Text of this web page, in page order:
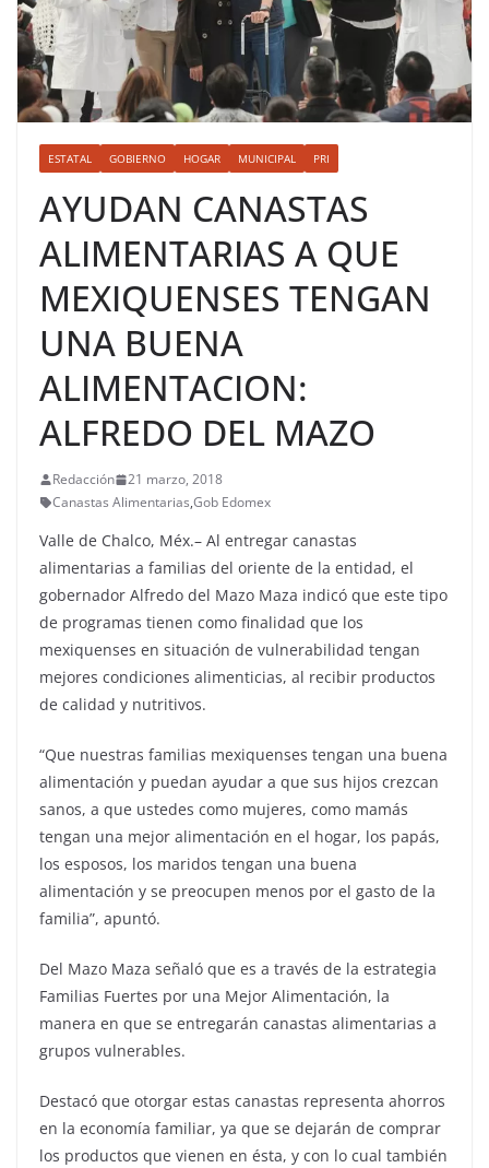
ESTATAL GOBIERNO HOGAR MUNICIPAL PRI
AYUDAN CANASTAS
ALIMENTARIAS A QUE
MEXIQUENSES TENGAN
UNA BUENA
ALIMENTACION:
ALFREDO DEL MAZO
Redacción
21 marzo, 2018
Canastas Alimentarias,Gob Edomex
Valle de Chalco, Méx.– Al entregar canastas
alimentarias a familias del oriente de la entidad, el
gobernador Alfredo del Mazo Maza indicó que este tipo
de programas tienen como finalidad que los
mexiquenses en situación de vulnerabilidad tengan
mejores condiciones alimenticias, al recibir productos
de calidad y nutritivos.
“Que nuestras familias mexiquenses tengan una buena
alimentación y puedan ayudar a que sus hijos crezcan
sanos, a que ustedes como mujeres, como mamás
tengan una mejor alimentación en el hogar, los papás,
los esposos, los maridos tengan una buena
alimentación y se preocupen menos por el gasto de la
familia”, apuntó.
Del Mazo Maza señaló que es a través de la estrategia
Familias Fuertes por una Mejor Alimentación, la
manera en que se entregarán canastas alimentarias a
grupos vulnerables.
Destacó que otorgar estas canastas representa ahorros
en la economía familiar, ya que se dejarán de comprar
los productos que vienen en ésta, y con lo cual también